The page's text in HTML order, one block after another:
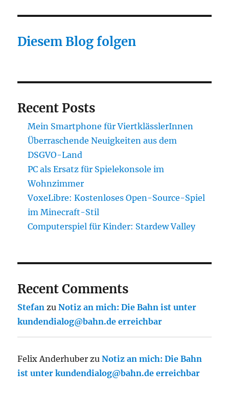
Diesem Blog folgen
Recent Posts
Mein Smartphone für ViertklässlerInnen
Überraschende Neuigkeiten aus dem
DSGVO-Land
PC als Ersatz für Spielekonsole im
Wohnzimmer
VoxeLibre: Kostenloses Open-Source-Spiel
im Minecraft-Stil
Computerspiel für Kinder: Stardew Valley
Recent Comments
Stefan zuNotiz an mich: Die Bahn ist unter
kundendialog@bahn.de erreichbar
Felix Anderhuber zuNotiz an mich: Die Bahn
ist unter kundendialog@bahn.de erreichbar